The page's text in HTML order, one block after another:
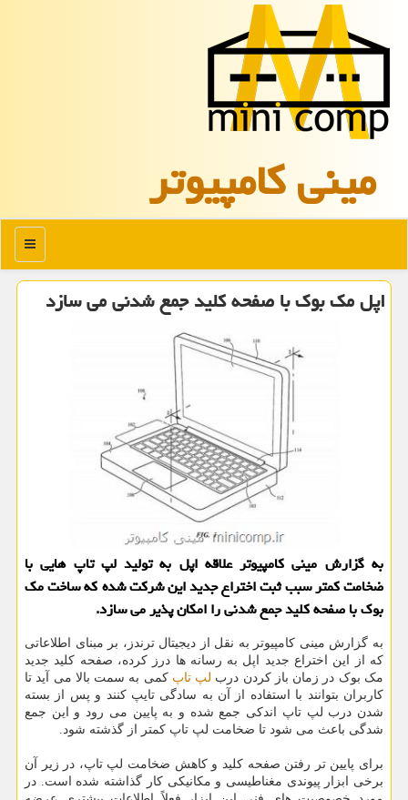
مینی كامپیوتر
منو
اپل مك بوك با صفحه كلید جمع شدنی می سازد
به گزارش مینی كامپیوتر علاقه اپل به تولید لپ تاپ هایی با
ضخامت كمتر سبب ثبت اختراع جدید این شركت شده كه ساخت مك
بوك با صفحه كلید جمع شدنی را امكان پذیر می سازد.
به گزارش مینی کامپیوتر به نقل از دیجیتال ترندز، بر مبنای اطلاعاتی
که از این اختراع جدید اپل به رسانه ها درز کرده، صفحه کلید جدید
مک بوک در زمان باز کردن درب لپ تاپ کمی به سمت بالا می آید تا
کاربران بتوانند با استفاده از آن به سادگی تایپ کنند و پس از بسته
شدن درب لپ تاپ اندکی جمع شده و به پایین می رود و این جمع
شدگی باعث می شود تا ضخامت لپ تاپ کمتر از گذشته شود.
برای پایین تر رفتن صفحه کلید و کاهش ضخامت لپ تاپ، در زیر آن
برخی ابزار پیوندی مغناطیسی و مکانیکی کار گذاشته شده است. در